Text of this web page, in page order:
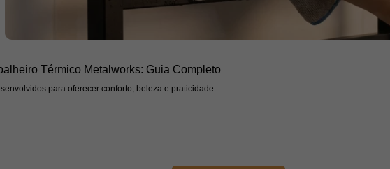
Térmico Metalworks: Guia Completo
para oferecer conforto, beleza e praticidade